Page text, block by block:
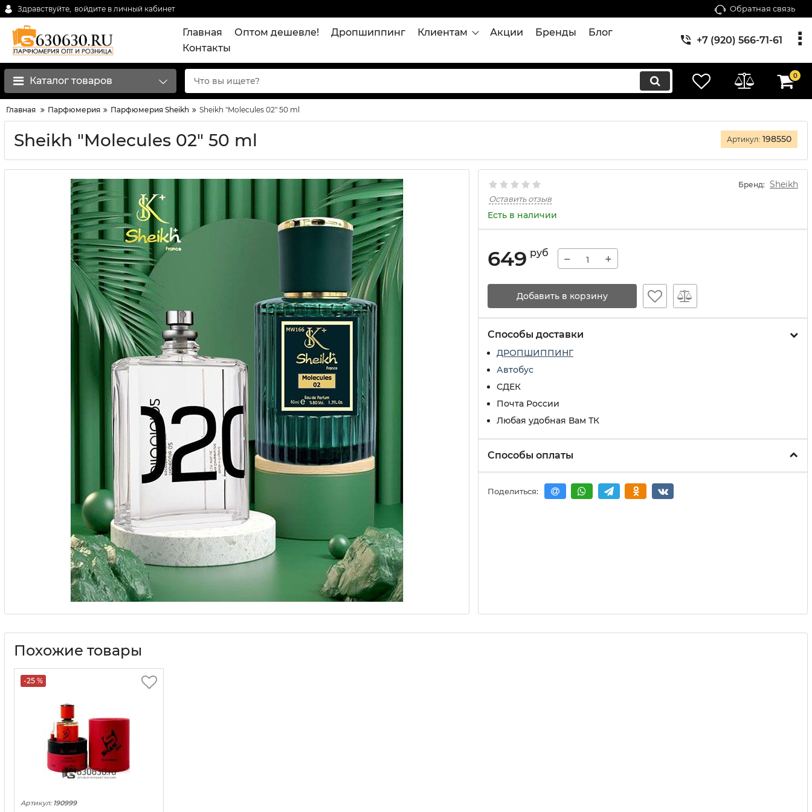
Здравствуйте, войдите в личный кабинет Обратная связь
Главная Оптом дешевле! Дропшиппинг Клиентам Акции Бренды
Блог
Контакты
+7 (920) 566-71-61
Каталог товаров 0
Главная Парфюмерия Парфюмерия Sheikh Sheikh "Molecules 02" 50 ml
Sheikh "Molecules 02" 50 ml Артикул: 198550
Бренд: Sheikh
Оставить отзыв
Есть в наличии
649 руб − +
Добавить в корзину
Способы доставки
ДРОПШИППИНГ
Автобус
СДЕК
Почта России
Любая удобная Вам ТК
Способы оплаты
Поделиться:
Похожие товары
-25 %
Артикул: 190999